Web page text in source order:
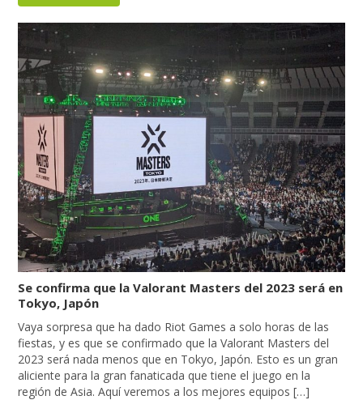
Se confirma que la Valorant Masters del 2023 será en
Tokyo, Japón
Vaya sorpresa que ha dado Riot Games a solo horas de las
fiestas, y es que se confirmado que la Valorant Masters del
2023 será nada menos que en Tokyo, Japón. Esto es un gran
aliciente para la gran fanaticada que tiene el juego en la
región de Asia. Aquí veremos a los mejores equipos […]